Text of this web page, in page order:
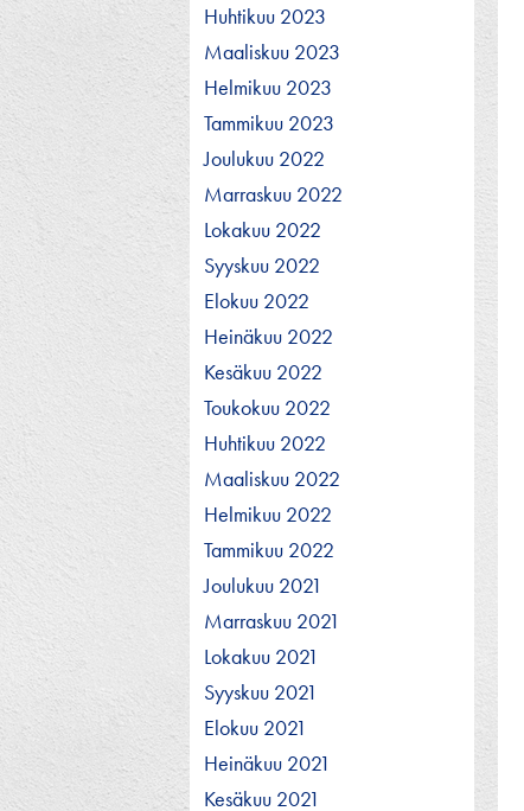
Huhtikuu 2023
Maaliskuu 2023
Helmikuu 2023
Tammikuu 2023
Joulukuu 2022
Marraskuu 2022
Lokakuu 2022
Syyskuu 2022
Elokuu 2022
Heinäkuu 2022
Kesäkuu 2022
Toukokuu 2022
Huhtikuu 2022
Maaliskuu 2022
Helmikuu 2022
Tammikuu 2022
Joulukuu 2021
Marraskuu 2021
Lokakuu 2021
Syyskuu 2021
Elokuu 2021
Heinäkuu 2021
Kesäkuu 2021